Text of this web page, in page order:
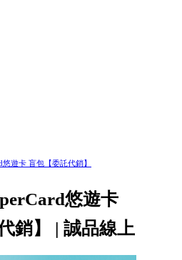
遊卡 盲包【委託代銷】
悠遊卡
銷】 | 誠品線上